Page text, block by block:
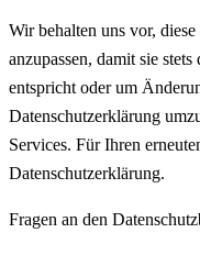
Wir behalten uns vor,
anzupassen, damit sie
entspricht oder um
Datenschutzerklärung
Services. Für Ihren
Datenschutzerklärung.
Fragen an den